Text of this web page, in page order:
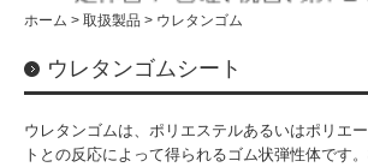
その他工業用品
取扱メーカー
納品までの流れ
ホーム 取扱製品 ウレタンゴム
ウレタンゴムシート
ウレタンゴムは、ポリエステルあるいはポリエ
トとの反応によって得られるゴム状弾性体です